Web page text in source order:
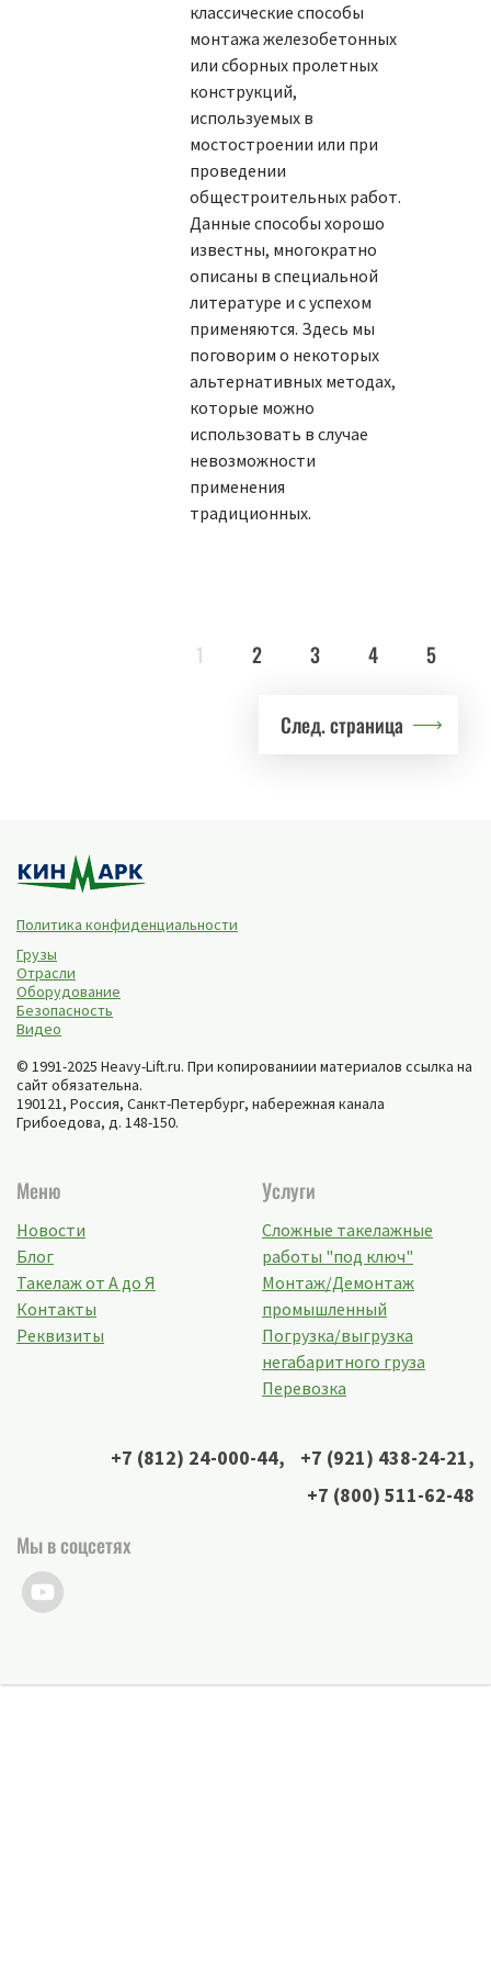
классические способы
монтажа железобетонных
или сборных пролетных
конструкций,
используемых в
мостостроении или при
проведении
общестроительных работ.
Данные способы хорошо
известны, многократно
описаны в специальной
литературе и с успехом
применяются. Здесь мы
поговорим о некоторых
альтернативных методах,
которые можно
использовать в случае
невозможности
применения
традиционных.
1 2 3 4 5
След. страница
Политика конфиденциальности
Грузы
Отрасли
Оборудование
Безопасность
Видео
© 1991-2025 Heavy-Lift.ru. При копированиии материалов ссылка на
сайт обязательна.
190121, Россия, Санкт-Петербург, набережная канала
Грибоедова, д. 148-150.
Меню
Новости
Блог
Такелаж от А до Я
Контакты
Реквизиты
Услуги
Сложные такелажные
работы "под ключ"
Монтаж/Демонтаж
промышленный
Погрузка/выгрузка
негабаритного груза
Перевозка
+7 (812) 24-000-44, +7 (921) 438-24-21,
+7 (800) 511-62-48
Мы в соцсетях